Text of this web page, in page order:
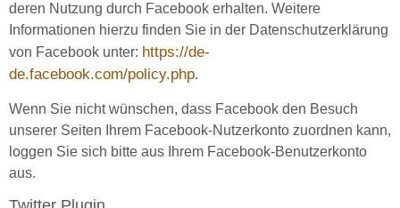
deren Nutzung durch Facebook erhalten. Weitere
Informationen hierzu finden Sie in der Datenschutzerklärung
von Facebook unter: https://de-
de.facebook.com/policy.php.
Wenn Sie nicht wünschen, dass Facebook den Besuch
unserer Seiten Ihrem Facebook-Nutzerkonto zuordnen kann,
loggen Sie sich bitte aus Ihrem Facebook-Benutzerkonto
aus.